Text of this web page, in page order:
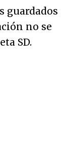
guardados
no se
SD.